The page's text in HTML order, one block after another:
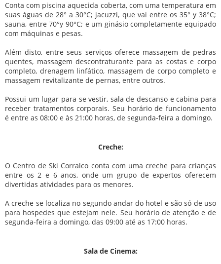
Conta com piscina aquecida coberta, com uma temperatura em
suas águas de 28° a 30°C; jacuzzi, que vai entre os 35° y 38°C;
sauna, entre 70°y 90°C; e um ginásio completamente equipado
com máquinas e pesas.
Além disto, entre seus serviços oferece massagem de pedras
quentes, massagem descontraturante para as costas e corpo
completo, drenagem linfático, massagem de corpo completo e
massagem revitalizante de pernas, entre outros.
Possui um lugar para se vestir, sala de descanso e cabina para
receber tratamentos corporais. Seu horário de funcionamento
é entre as 08:00 e às 21:00 horas, de segunda-feira a domingo.
Creche:
O Centro de Ski Corralco conta com uma creche para crianças
entre os 2 e 6 anos, onde um grupo de expertos oferecem
divertidas atividades para os menores.
A creche se localiza no segundo andar do hotel e são só de uso
para hospedes que estejam nele. Seu horário de atenção e de
segunda-feira a domingo, das 09:00 até as 17:00 horas.
Sala de Cinema: